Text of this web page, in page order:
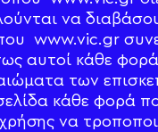
να
www.vic.gr
αυτοί κάθε φορά
των
κάθε φορά
να